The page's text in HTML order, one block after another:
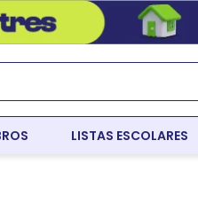
LISTAS ESCOLARES